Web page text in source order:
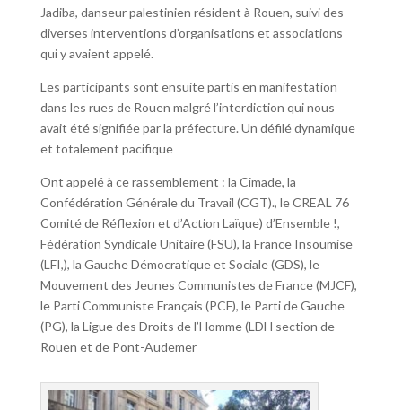
Jadiba, danseur palestinien résident à Rouen, suivi des
diverses interventions d’organisations et associations
qui y avaient appelé.
Les participants sont ensuite partis en manifestation
dans les rues de Rouen malgré l’interdiction qui nous
avait été signifiée par la préfecture. Un défilé dynamique
et totalement pacifique
Ont appelé à ce rassemblement : la Cimade, la
Confédération Générale du Travail (CGT)., le CREAL 76
Comité de Réflexion et d’Action Laïque) d’Ensemble !,
Fédération Syndicale Unitaire (FSU), la France Insoumise
(LFI,), la Gauche Démocratique et Sociale (GDS), le
Mouvement des Jeunes Communistes de France (MJCF),
le Parti Communiste Français (PCF), le Parti de Gauche
(PG), la Ligue des Droits de l’Homme (LDH section de
Rouen et de Pont-Audemer